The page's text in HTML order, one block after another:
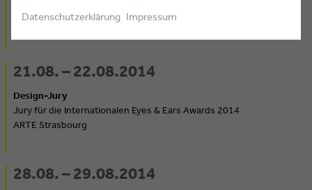
SRF Zürich
21.08. – 22.08.2014
Design-Jury
Jury für die Internationalen Eyes & Ears Awards 2014
ARTE Strasbourg
28.08. – 29.08.2014
Datenschutzerklärung Impressum